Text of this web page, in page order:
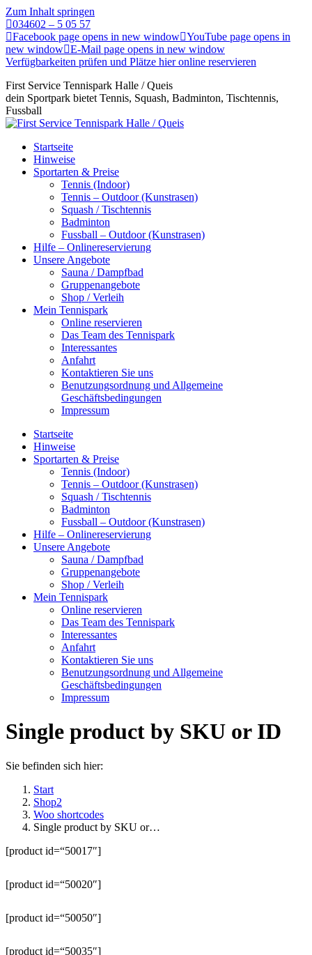
Zum Inhalt springen
034602 – 5 05 57
Facebook page opens in new window YouTube page opens in
new window E-Mail page opens in new window
Verfügbarkeiten prüfen und Plätze hier online reservieren
First Service Tennispark Halle / Queis
dein Sportpark bietet Tennis, Squash, Badminton, Tischtennis,
Fussball
Startseite
Hinweise
Sportarten & Preise
Tennis (Indoor)
Tennis – Outdoor (Kunstrasen)
Squash / Tischtennis
Badminton
Fussball – Outdoor (Kunstrasen)
Hilfe – Onlinereservierung
Unsere Angebote
Sauna / Dampfbad
Gruppenangebote
Shop / Verleih
Mein Tennispark
Online reservieren
Das Team des Tennispark
Interessantes
Anfahrt
Kontaktieren Sie uns
Benutzungsordnung und Allgemeine
Geschäftsbedingungen
Impressum
Startseite
Hinweise
Sportarten & Preise
Tennis (Indoor)
Tennis – Outdoor (Kunstrasen)
Squash / Tischtennis
Badminton
Fussball – Outdoor (Kunstrasen)
Hilfe – Onlinereservierung
Unsere Angebote
Sauna / Dampfbad
Gruppenangebote
Shop / Verleih
Mein Tennispark
Online reservieren
Das Team des Tennispark
Interessantes
Anfahrt
Kontaktieren Sie uns
Benutzungsordnung und Allgemeine
Geschäftsbedingungen
Impressum
Single product by SKU or ID
Sie befinden sich hier:
Start
Shop2
Woo shortcodes
Single product by SKU or…
[product id=“50017″]
[product id=“50020″]
[product id=“50050″]
[product id=“50035″]